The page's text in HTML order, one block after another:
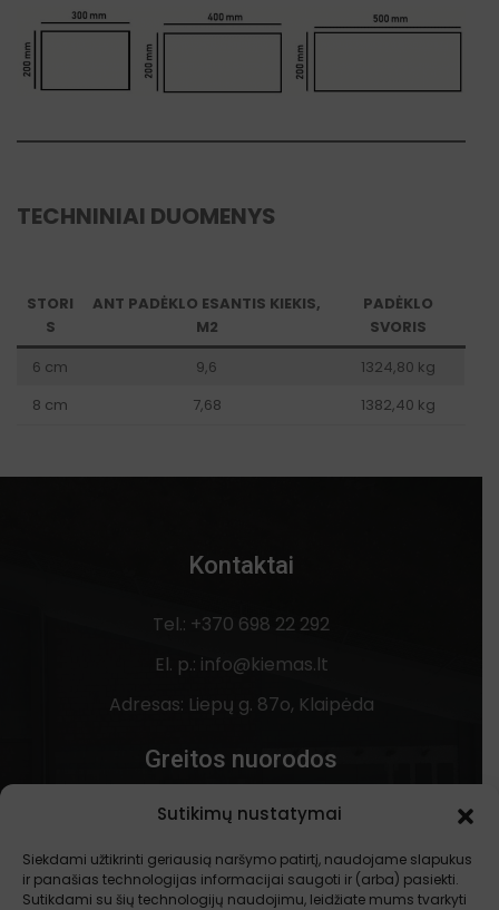
Sutikimų nustatymai
Siekdami užtikrinti geriausią naršymo patirtį, naudojame slapukus
ir panašias technologijas informacijai saugoti ir (arba) pasiekti.
Sutikdami su šių technologijų naudojimu, leidžiate mums tvarkyti
TECHNINIAI DUOMENYS
STORI
S
ANT PADĖKLO ESANTIS KIEKIS,
M2
PADĖKLO
SVORIS
6 cm
9,6
1324,80 kg
8 cm
7,68 1382,40 kg
Kontaktai
Tel.: +370 698 22 292
El. p.: info@kiemas.lt
Adresas: Liepų g. 87o, Klaipėda
Greitos nuorodos
Apie mus
Kontaktai
Privatumo politika